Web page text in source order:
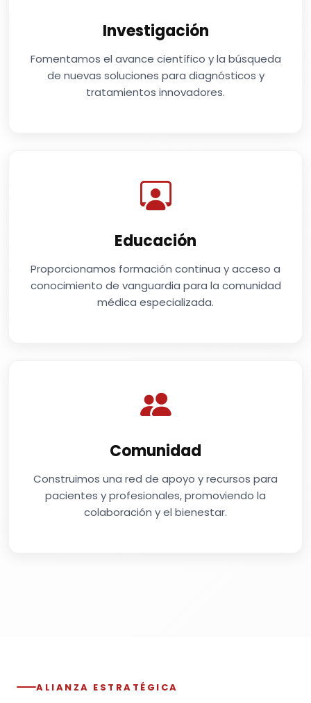
Investigación
Fomentamos el avance científico y la búsqueda
de nuevas soluciones para diagnósticos y
tratamientos innovadores.
Educación
Proporcionamos formación continua y acceso a
conocimiento de vanguardia para la comunidad
médica especializada.
Comunidad
Construimos una red de apoyo y recursos para
pacientes y profesionales, promoviendo la
colaboración y el bienestar.
ALIANZA ESTRATÉGICA